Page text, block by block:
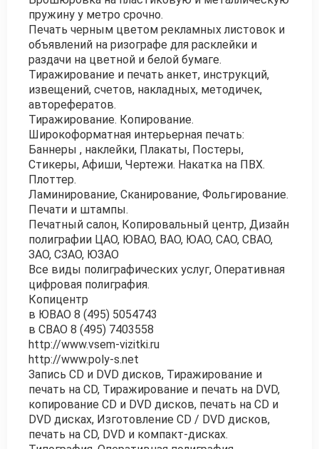
пружину у метро срочно.
Печать черным цветом рекламных листовок и
объявлений на ризографе для расклейки и
раздачи на цветной и белой бумаге.
Тиражирование и печать анкет, инструкций,
извещений, счетов, накладных, методичек,
авторефератов.
Тиражирование. Копирование.
Широкоформатная интерьерная печать:
Баннеры , наклейки, Плакаты, Постеры,
Стикеры, Афиши, Чертежи. Накатка на ПВХ.
Плоттер.
Ламинирование, Сканирование, Фольгирование.
Печати и штампы.
Печатный салон, Копировальный центр, Дизайн
полиграфии ЦАО, ЮВАО, ВАО, ЮАО, САО, СВАО,
ЗАО, СЗАО, ЮЗАО
Все виды полиграфических услуг, Оперативная
цифровая полиграфия.
Копицентр
в ЮВАО 8 (495) 5054743
в СВАО 8 (495) 7403558
http://www.vsem-vizitki.ru
http://www.poly-s.net
Запись CD и DVD дисков, Тиражирование и
печать на CD, Тиражирование и печать на DVD,
копирование CD и DVD дисков, печать на CD и
DVD дисках, Изготовление CD / DVD дисков,
печать на CD, DVD и компакт-дисках.